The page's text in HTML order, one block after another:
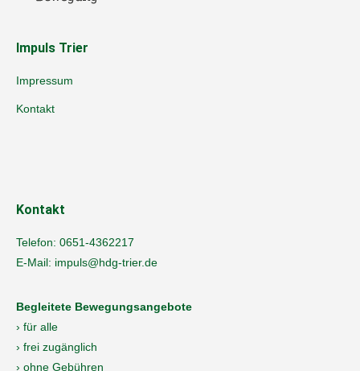
Impuls Trier
Impressum
Kontakt
Kontakt
Telefon: 0651-4362217
E-Mail: impuls@hdg-trier.de
Begleitete Bewegungsangebote
› für alle
› frei zugänglich
› ohne Gebühren